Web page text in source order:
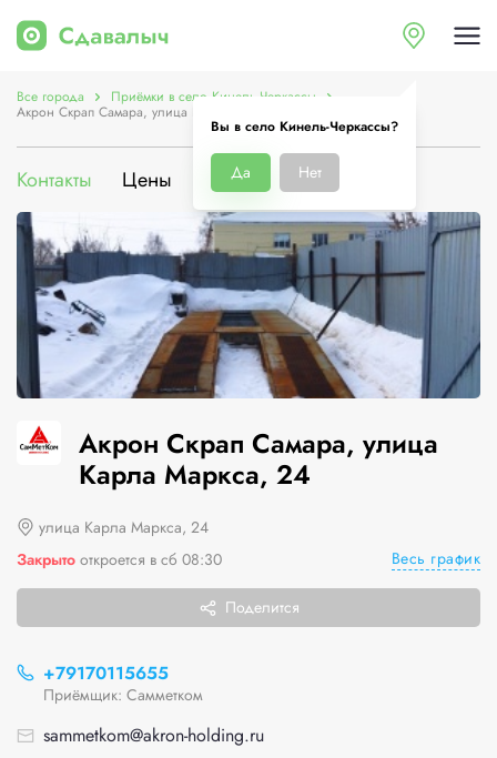
Вы в село Кинель-Черкассы?
Да Нет
Все города Приёмки в село Кинель-Черкассы
Акрон Скрап Самара, улица Карла Маркса, 24
Контакты Цены Услуги О компании
Акрон Скрап Самара, улица
Карла Маркса, 24
улица Карла Маркса, 24
Закрыто откроется в сб 08:30 Весь график
Поделится
+79170115655
Приёмщик: Самметком
sammetkom@akron-holding.ru